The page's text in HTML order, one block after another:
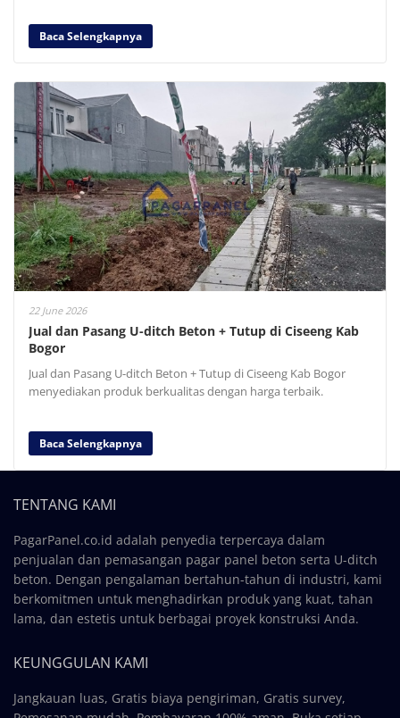
Baca Selengkapnya
22 June 2026
Jual dan Pasang U-ditch Beton + Tutup di Ciseeng Kab
Bogor
Jual dan Pasang U-ditch Beton + Tutup di Ciseeng Kab Bogor
menyediakan produk berkualitas dengan harga terbaik.
Baca Selengkapnya
TENTANG KAMI
PagarPanel.co.id adalah penyedia terpercaya dalam
penjualan dan pemasangan pagar panel beton serta U-ditch
beton. Dengan pengalaman bertahun-tahun di industri, kami
berkomitmen untuk menghadirkan produk yang kuat, tahan
lama, dan estetis untuk berbagai proyek konstruksi Anda.
KEUNGGULAN KAMI
Jangkauan luas, Gratis biaya pengiriman, Gratis survey,